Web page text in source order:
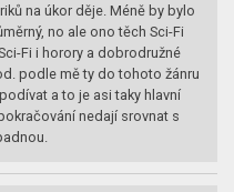
na úkor děje. Méně by bylo
no ale ono těch Sci-Fi
Fi i horory a dobrodružné
podle mě ty do tohoto žánru
a to je asi taky hlavní
nedají srovnat s